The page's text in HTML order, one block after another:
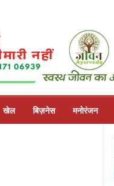
खेल बिज़नेस मनोरंजन